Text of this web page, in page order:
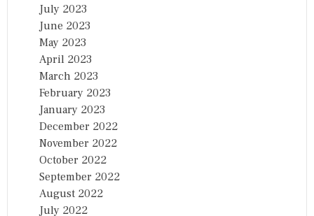
July 2023
June 2023
May 2023
April 2023
March 2023
February 2023
January 2023
December 2022
November 2022
October 2022
September 2022
August 2022
July 2022